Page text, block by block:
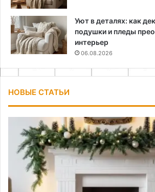
Уют в деталях: как
подушки и пледы
интерьер
06.08.2026
НОВЫЕ СТАТЬИ